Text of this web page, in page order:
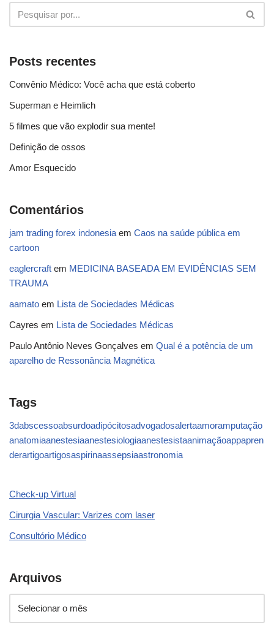
Posts recentes
Convênio Médico: Você acha que está coberto
Superman e Heimlich
5 filmes que vão explodir sua mente!
Definição de ossos
Amor Esquecido
Comentários
jam trading forex indonesiaem Caos na saúde pública em
cartoon
eaglercraft em MEDICINA BASEADA EM EVIDÊNCIAS SEM
TRAUMA
aamato em Lista de Sociedades Médicas
Cayres em Lista de Sociedades Médicas
Paulo Antônio Neves Gonçalves em Qual é a potência de um
aparelho de Ressonância Magnética
Tags
3dabscessoabsurdoadipócitosadvogadosalertaamoramputação
anatomiaanestesiaanestesiologiaanestesistaanimaçãoappapren
derartigoartigosaspirinaassepsiaastronomia
Check-up Virtual
Cirurgia Vascular: Varizes com laser
Consultório Médico
Arquivos